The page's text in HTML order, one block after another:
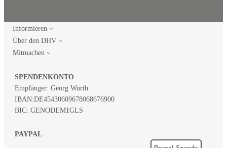
Informieren
Über den DHV
Mitmachen
SPENDENKONTO
Empfänger: Georg Wurth
IBAN:DE45430609678068676900
BIC: GENODEM1GLS
PAYPAL